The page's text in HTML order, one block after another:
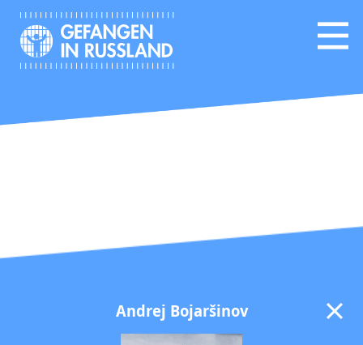
Andrej Bojaršinov